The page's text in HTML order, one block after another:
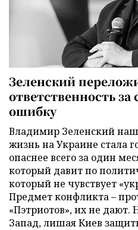
Зеленский
ответственность
ошибку
Владимир Зеленский
жизнь на Украине стала
опаснее всего за один
который давит по
который не чувствует
Предмет конфликта –
«Пэтриотов», их не дают.
Запад, лишая Киев